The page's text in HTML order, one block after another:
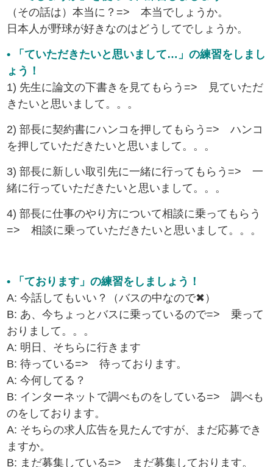
（その話は）本当に？=> 本当でしょうか。
日本人が野球が好きなのはどうしてでしょうか。
• 「ていただきたいと思いまして…」の練習をしまし
ょう！
1) 先生に論文の下書きを見てもらう=> 見ていただ
きたいと思いまして。。。
2) 部長に契約書にハンコを押してもらう=> ハンコ
を押していただきたいと思いまして。。。
3) 部長に新しい取引先に一緒に行ってもらう=> 一
緒に行っていただきたいと思いまして。。。
4) 部長に仕事のやり方について相談に乗ってもらう
=> 相談に乗っていただきたいと思いまして。。。
• 「ております」の練習をしましょう！
A: 今話してもいい？（バスの中なので✖）
B: あ、今ちょっとバスに乗っているので=> 乗って
おりまして。。。
A: 明日、そちらに行きます
B: 待っている=> 待っております。
A: 今何してる？
B: インターネットで調べものをしている=> 調べも
のをしております。
A: そちらの求人広告を見たんですが、まだ応募でき
ますか。
B: まだ募集している=> まだ募集しております。